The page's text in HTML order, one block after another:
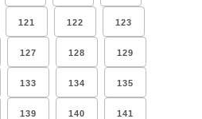
121 122 123
127 128 129
133 134 135
139 140 141